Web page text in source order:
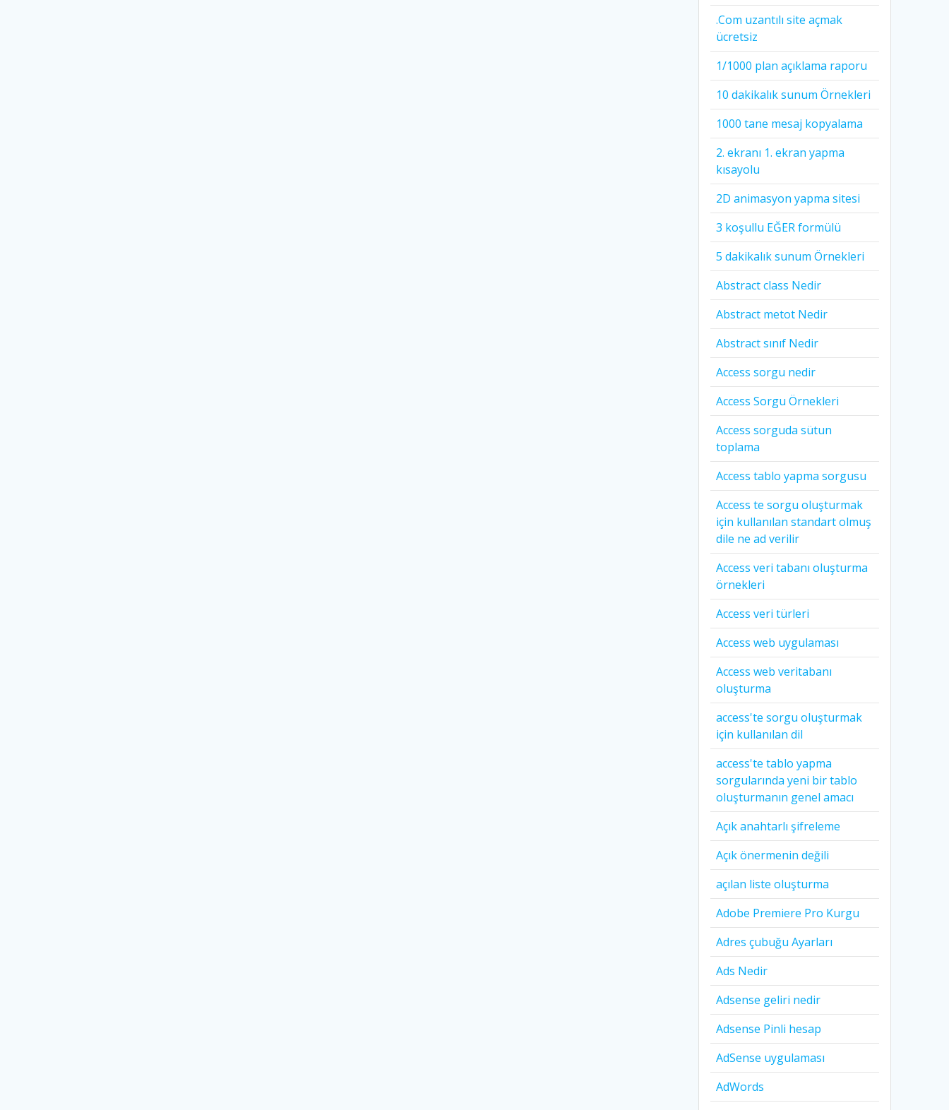
.Com uzantılı site açmak
ücretsiz
1/1000 plan açıklama raporu
10 dakikalık sunum Örnekleri
1000 tane mesaj kopyalama
2. ekranı 1. ekran yapma
kısayolu
2D animasyon yapma sitesi
3 koşullu EĞER formülü
5 dakikalık sunum Örnekleri
Abstract class Nedir
Abstract metot Nedir
Abstract sınıf Nedir
Access sorgu nedir
Access Sorgu Örnekleri
Access sorguda sütun
toplama
Access tablo yapma sorgusu
Access te sorgu oluşturmak
için kullanılan standart olmuş
dile ne ad verilir
Access veri tabanı oluşturma
örnekleri
Access veri türleri
Access web uygulaması
Access web veritabanı
oluşturma
access'te sorgu oluşturmak
için kullanılan dil
access'te tablo yapma
sorgularında yeni bir tablo
oluşturmanın genel amacı
Açık anahtarlı şifreleme
Açık önermenin değili
açılan liste oluşturma
Adobe Premiere Pro Kurgu
Adres çubuğu Ayarları
Ads Nedir
Adsense geliri nedir
Adsense Pinli hesap
AdSense uygulaması
AdWords